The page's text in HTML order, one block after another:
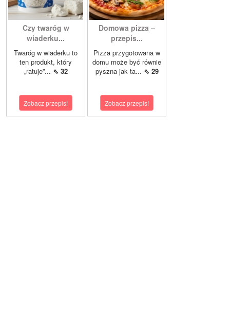
Czy twaróg w
wiaderku...
Twaróg w wiaderku to
ten produkt, który
„ratuje”... ⇖ 32
Zobacz przepis!
Domowa pizza –
przepis...
Pizza przygotowana w
domu może być równie
pyszna jak ta... ⇖ 29
Zobacz przepis!